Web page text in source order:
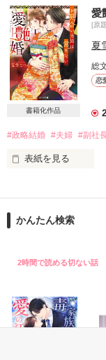
実は初恋もまだ
それにはある理由
水島 大河 ２９歳
物心ついた頃から親
幼馴染の桃の事が大
現在『ニタドリ』営
兎にも角にもモテる
『水島グループ』の
桃にどうにかして近
片想いの相手との
そんな切ない夫婦
いつまでも続けたく
だから、離婚する
最後に一度だけ抱か
まさかの妊娠発覚
離婚話から始まる
書籍化作品
愛
[原
夏
総
恋
#政略結婚 #夫婦 #副社
表紙を見る
あなたとふたり
かんたん検索
2時間で読める切ない話